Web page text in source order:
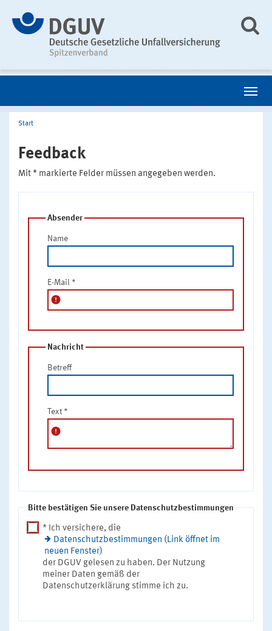
Start
Feedback
Mit * markierte Felder müssen angegeben werden.
Absender
Name
E-Mail *
error
Nachricht
Betreff
Text *
error
Bitte bestätigen Sie unsere Datenschutzbestimmungen
* Ich versichere, die
Datenschutzbestimmungen (Link öffnet im
neuen Fenster)
der DGUV gelesen zu haben. Der Nutzung
meiner Daten gemäß der
Datenschutzerklärung stimme ich zu.